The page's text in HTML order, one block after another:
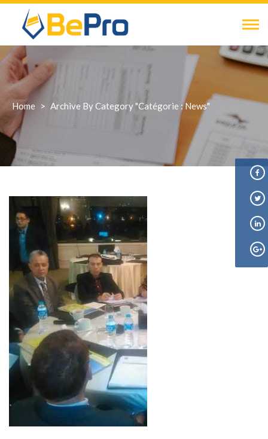
Skip
content
Home > Archive By Category "Catégorie : News"